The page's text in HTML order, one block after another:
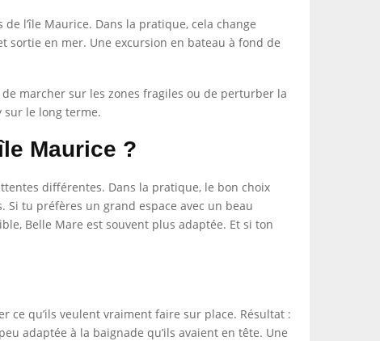
l’île Maurice. Dans la pratique, cela change
en mer. Une excursion en bateau à fond de
marcher sur les zones fragiles ou de perturber la
sur le long terme.
Maurice ?
différentes. Dans la pratique, le bon choix
Si tu préfères un grand espace avec un beau
Belle Mare est souvent plus adaptée. Et si ton
ce qu’ils veulent vraiment faire sur place. Résultat :
adaptée à la baignade qu’ils avaient en tête. Une